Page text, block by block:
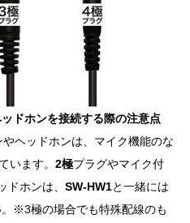
ドホンを接続する際の注意点
ヘッドホンは、マイク機能のな
います。 2極プラグやマイク付
ドホンは、 SW-HW1と一緒には
※3極の場合でも特殊配線のも